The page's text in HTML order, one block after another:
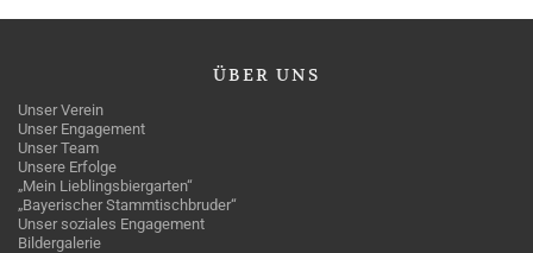
ÜBER UNS
Unser Verein
Unser Engagement
Unser Team
Unsere Erfolge
„Mein Lieblingsbiergarten“
„Bayerischer Stammtischbruder“
Unser soziales Engagement
Bildergalerie